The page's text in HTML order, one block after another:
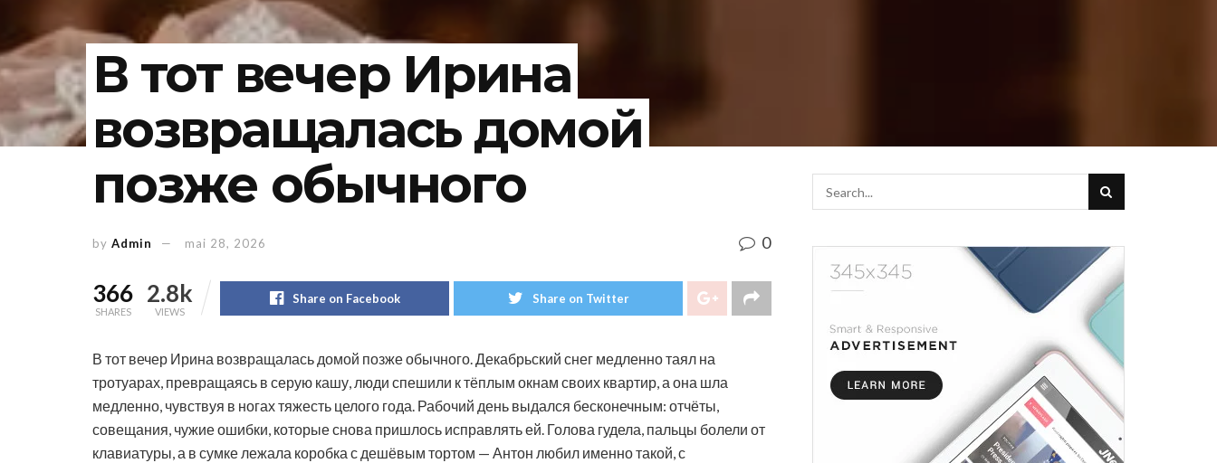
В тот вечер Ирина
возвращалась домой
позже обычного
by Admin mai 28, 2026 0
366
SHARES
2.8k
VIEWS
Share on Facebook Share on Twitter
В тот вечер Ирина возвращалась домой позже обычного. Декабрьский снег медленно таял на
тротуарах, превращаясь в серую кашу, люди спешили к тёплым окнам своих квартир, а она шла
медленно, чувствуя в ногах тяжесть целого года. Рабочий день выдался бесконечным: отчёты,
совещания, чужие ошибки, которые снова пришлось исправлять ей. Голова гудела, пальцы болели от
клавиатуры, а в сумке лежала коробка с дешёвым тортом — Антон любил именно такой, с